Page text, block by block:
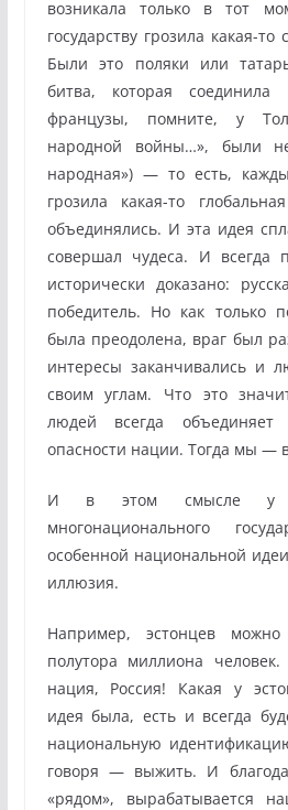
возникала только в тот
государству грозила какая-
Были это поляки или
битва, которая
французы, помните, у
народной войны…», были
народная») — то есть,
грозила какая-то
объединялись. И эта идея
совершал чудеса. И всегда
исторически доказано:
победитель. Но как только
была преодолена, враг был
интересы заканчивались и
своим углам. Что это
людей всегда
опасности нации. Тогда мы —
И в этом смысле у
многонационального
особенной национальной
иллюзия.
Например, эстонцев
полутора миллиона
нация, Россия! Какая у
идея была, есть и всегда
национальную
говоря — выжить. И
«рядом», вырабатывается